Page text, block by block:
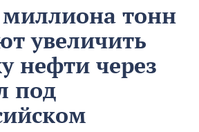
тонн
увеличить
нефти через
под